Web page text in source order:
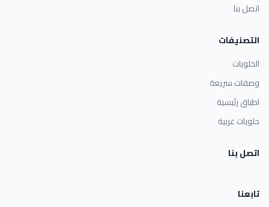
اتصل بنا
التصنيفات
الحلويات
وصفات سريعة
اطباق رئيسية
حلويات غربية
اتصل بنا
تابعنا